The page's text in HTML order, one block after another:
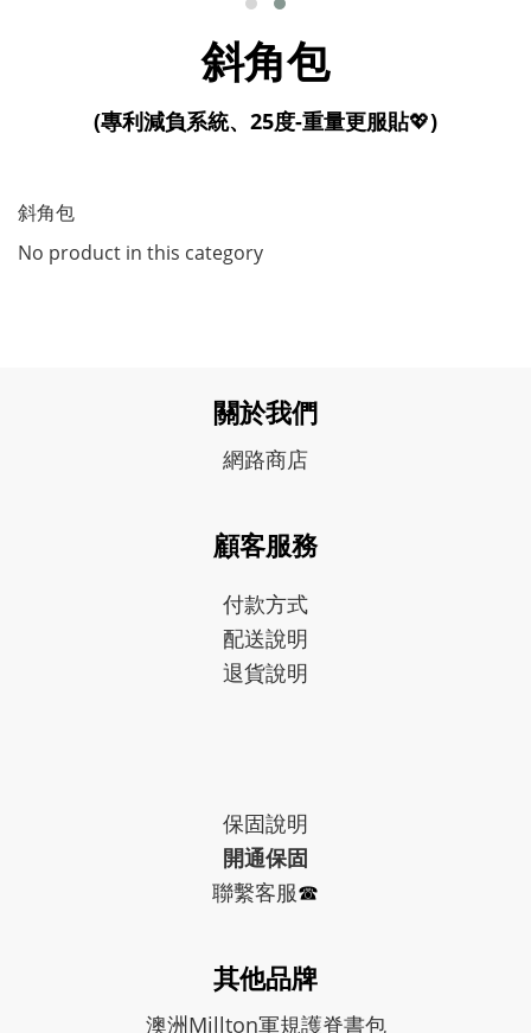
斜角包
(專利減負系統、25度-重量更服貼💖)
斜角包
No product in this category
關於我們
網路商店
顧客服務
付款方式
配送說明
退貨說明
保固說明
開通保固
聯繫客服☎︎
其他品牌
澳洲Millton軍規護脊書包